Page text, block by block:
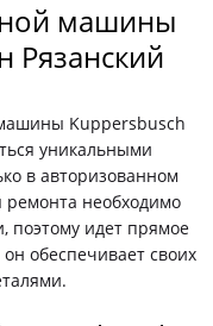
машины
Рязанский
Kuppersbusch
уникальными
в авторизованном
ремонта необходимо
поэтому идет прямое
обеспечивает своих